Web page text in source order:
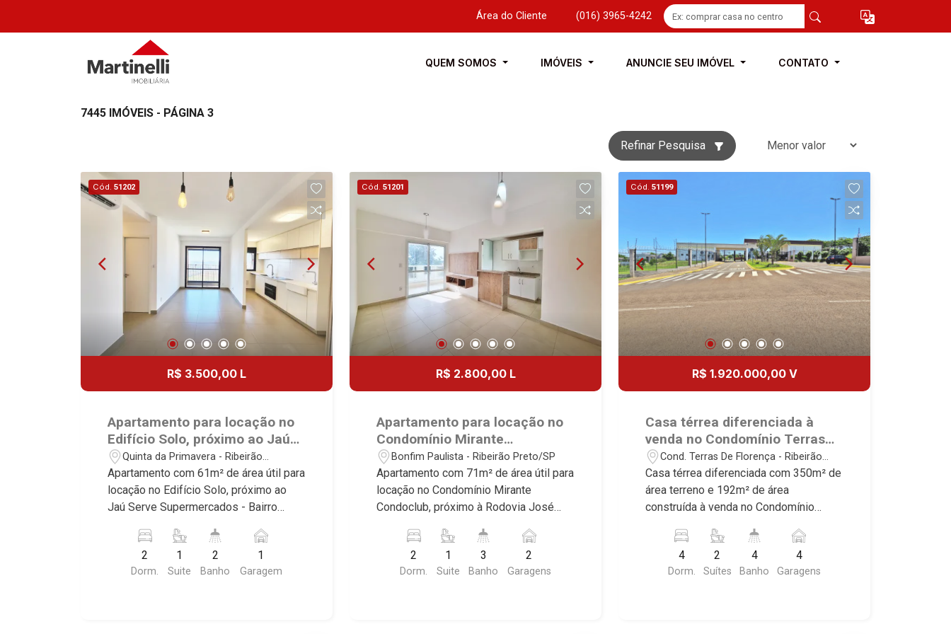
Área do Cliente (016) 3965-4242
QUEM SOMOS IMÓVEIS ANUNCIE SEU IMÓVEL CONTATO
7445 IMÓVEIS - PÁGINA 3
Refinar Pesquisa
Cód. 51202
R$ 3.500,00 L
Apartamento para locação no
Edifício Solo, próximo ao Jaú
Serve Supermercados -
Ribeirão Preto/SP.
Quinta da Primavera - Ribeirão
Preto/SP
Apartamento com 61m² de área útil para
locação no Edifício Solo, próximo ao
Jaú Serve Supermercados - Bairro
Conheça as características deste
imóvel que a Martinelli Imobiliária
selecionou para você: - 61m² de área
2
Dorm.
1
Suite
2
Banho
1
Garagem
Cód. 51201
R$ 2.800,00 L
Apartamento para locação no
Condomínio Mirante
Condoclub, próximo à Rodovia
José Fregonezi - Ribeirão
Preto/SP.
Bonfim Paulista - Ribeirão Preto/SP
Apartamento com 71m² de área útil para
locação no Condomínio Mirante
Condoclub, próximo à Rodovia José
Ribeirão Preto/SP. Conheça as
características deste imóvel que a
Martinelli Imobiliária selecionou para
2
Dorm.
1
Suite
3
Banho
2
Garagens
Cód. 51199
R$ 1.920.000,00 V
Casa térrea diferenciada à
venda no Condomínio Terras
de Florença, próximo ao
Shopping Iguatemi - Ribeirão
Preto/SP.
Cond. Terras De Florença - Ribeirão
Preto/SP
Casa térrea diferenciada com 350m² de
área terreno e 192m² de área
construída à venda no Condomínio
Shopping Iguatemi - Bairro Cond. Terras
De Florença, Ribeirão Preto/SP.
Conheça as características deste
4
Dorm.
2
Suítes
4
Banho
4
Garagens